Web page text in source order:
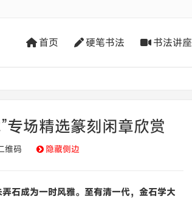
首页 硬笔书法 书法讲座
场精选篆刻闲章欣赏
维码 隐藏侧边
石成为一时风雅。至有清一代，金石学大